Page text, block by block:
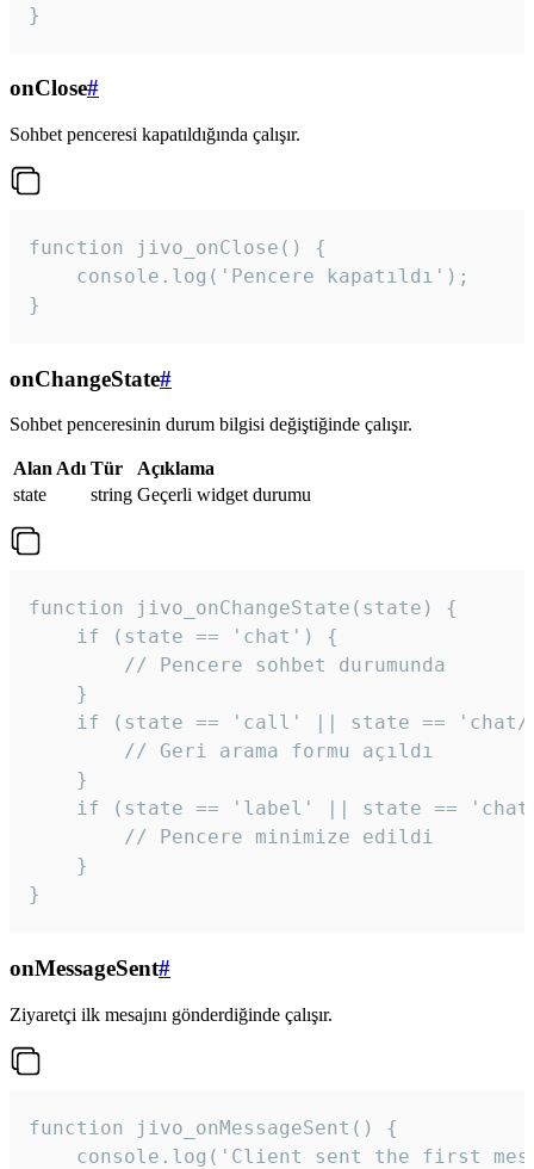
}
onClose#
Sohbet penceresi kapatıldığında çalışır.
function jivo_onClose() {
    console.log('Pencere kapatıldı');
}
onChangeState#
Sohbet penceresinin durum bilgisi değiştiğinde çalışır.
Alan Adı Tür
Açıklama
state
string Geçerli widget durumu
function jivo_onChangeState(state) {
    if (state == 'chat') {
        // Pencere sohbet durumunda
    }
if (state == 'call' || state ==
        // Geri arama formu açıldı
    }
if (state == 'label' || state ==
        // Pencere minimize edildi
    }
}
onMessageSent#
Ziyaretçi ilk mesajını gönderdiğinde çalışır.
function jivo_onMessageSent() {
console.log('Client sent the first